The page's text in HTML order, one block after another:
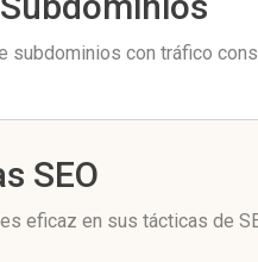
subdominios con tráfico
SEO
eficaz en sus tácticas de